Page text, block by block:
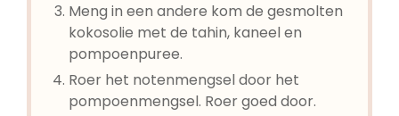
Meng in een andere kom de gesmolten
kokosolie met de tahin, kaneel en
pompoenpuree.
Roer het notenmengsel door het
pompoenmengsel. Roer goed door.